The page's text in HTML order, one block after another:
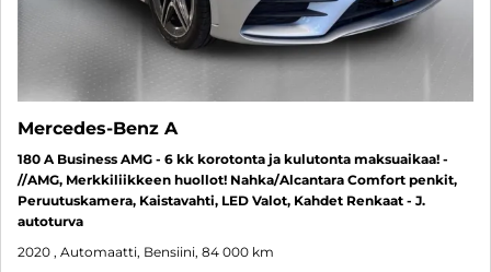
Mercedes-Benz A
180 A Business AMG - 6 kk korotonta ja kulutonta maksuaikaa! -
//AMG, Merkkiliikkeen huollot! Nahka/Alcantara Comfort penkit,
Peruutuskamera, Kaistavahti, LED Valot, Kahdet Renkaat - J.
autoturva
2020 , Automaatti, Bensiini, 84 000 km